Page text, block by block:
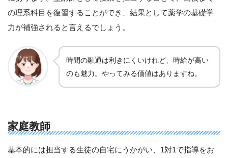
の理系科目を復習することができ、結果として薬学の基礎学
力が補強されると言えるでしょう。
時間の融通は利きにくいけれど、時給が高い
のも魅力。やってみる価値はありますね。
家庭教師
基本的には担当する生徒の自宅にうかがい、1対1で指導をお